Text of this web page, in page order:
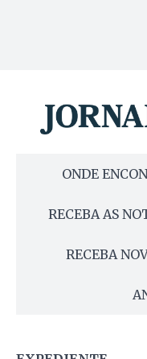
ONDE
RECEBA AS
RECEBA